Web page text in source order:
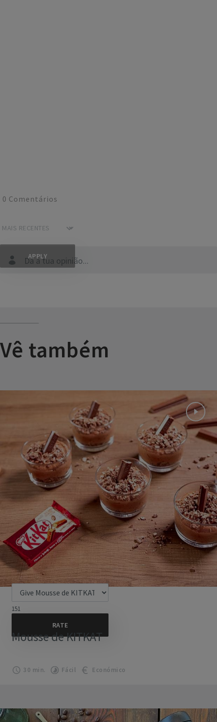
Dá a tua opinião...
0 Comentários
Vê também
151
Mousse de KITKAT
30 min. Fácil Económico